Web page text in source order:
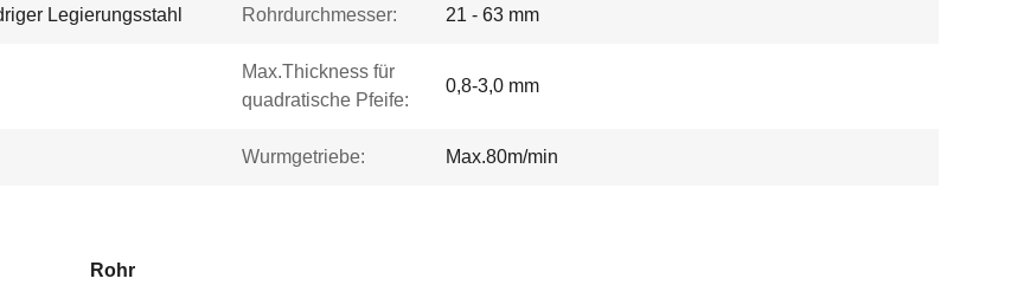
Legierungsstahl Rohrdurchmesser: 21 - 63 mm
Max.Thickness für
quadratische Pfeife:
0,8-3,0 mm
Wurmgetriebe: Max.80m/min
Rohr